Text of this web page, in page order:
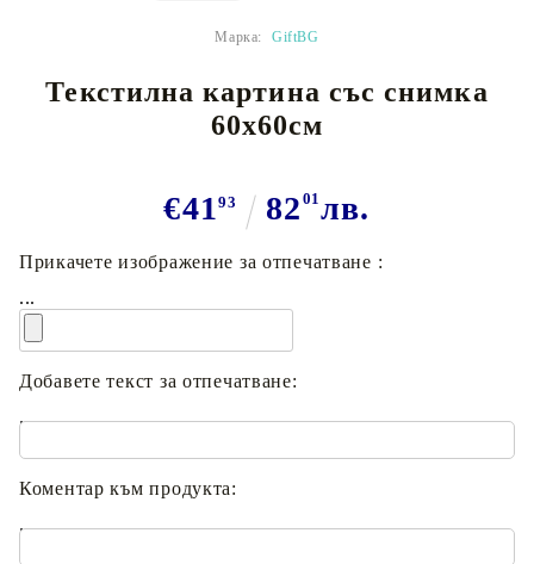
Марка: GiftBG
Текстилна картина със снимка
60х60см
€4193 82 01 лв.
Прикачете изображение за отпечатване :
...
Добавете текст за отпечатване:
.
Коментар към продукта:
.